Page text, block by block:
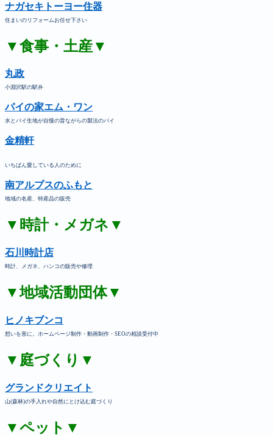
ナガセキトーヨー住器
住まいのリフォームお任せ下さい
▼食事・土産▼
丸政
小淵沢駅の駅弁
パイの家エム・ワン
水とパイ生地が自慢の昔ながらの製法のパイ
金精軒
いちばん愛している人のために
南アルプスのふもと
地域の名産、特産品の販売
▼時計・メガネ▼
石川時計店
時計、メガネ、ハンコの販売や修理
▼地域活動団体▼
ヒノキブンコ
想いを形に。ホームページ制作・動画制作・SEOの相談受付中
▼庭づくり▼
グランドクリエイト
山(森林)の手入れや自然にとけ込む庭づくり
▼ペット▼